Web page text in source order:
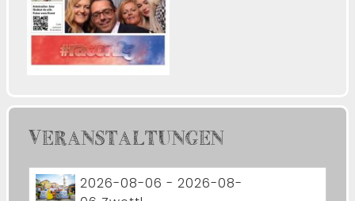
VERANSTALTUNGEN
2026-08-06 - 2026-08-